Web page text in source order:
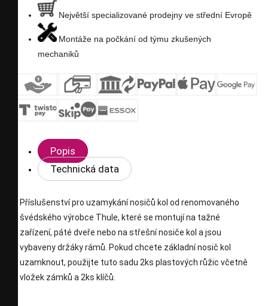
Největší specializované prodejny ve střední Evropě
Montáže na počkání od týmu zkušených
mechaniků
Popis
Technická data
Příslušenství pro uzamykání nosičů kol od renomovaného
švédského výrobce Thule, které se montují na tažné
zařízení, páté dveře nebo na střešní nosiče kol a jsou
vybaveny držáky rámů. Pokud chcete základní nosič kol
uzamknout, použijte tuto sadu 2ks plastových růžic včetně
vložek zámků a 2ks klíčů.